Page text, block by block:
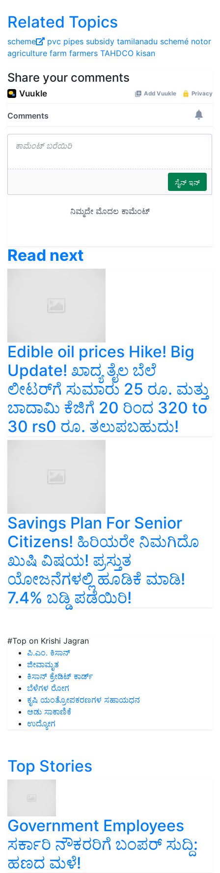
Related Topics
scheme pvc pipes subsidy tamilanadu schemé notor
agriculture farm farmers TAHDCO kisan
Share your comments
Read next
Edible oil prices Hike! Big
Update! ಖಾದ್ಯ ತೈಲ ಬೆಲೆ
ಲೀಟರ್‌ಗೆ ಸುಮಾರು 25 ರೂ. ಮತ್ತು
ಬಾದಾಮಿ ಕೆಜಿಗೆ 20 ರಿಂದ 320 to
30 rs0 ರೂ. ತಲುಪಬಹುದು!
Savings Plan For Senior
Citizens! ಹಿರಿಯರೇ ನಿಮಗಿದೊ
ಖುಷಿ ವಿಷಯ! ಪ್ರಸ್ತುತ
ಯೋಜನೆಗಳಲ್ಲಿ ಹೂಡಿಕೆ ಮಾಡಿ!
7.4% ಬಡ್ಡಿ ಪಡೆಯಿರಿ!
#Top on Krishi Jagran
ಪಿ.ಎಂ. ಕಿಸಾನ್
ಜೀವಾಮೃತ
ಕಿಸಾನ್ ಕ್ರೇಡಿಟ್ ಕಾರ್ಡ್
ಬೆಳೆಗಳ ರೋಗ
ಕೃಷಿ ಯಂತ್ರೋಪಕರಣಗಳ ಸಹಾಯಧನ
ಆಡು ಸಾಕಾಣಿಕೆ
ಉದ್ಯೋಗ
Top Stories
Government Employees
ಸರ್ಕಾರಿ ನೌಕರರಿಗೆ ಬಂಪರ್‌ ಸುದ್ದಿ:
ಹಣದ ಮಳೆ!